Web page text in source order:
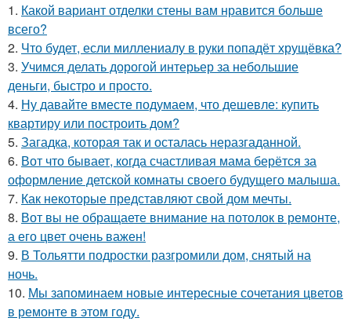
1. Какой вариант отделки стены вам нравится больше
всего?
2. Что будет, если миллениалу в руки попадёт хрущёвка?
3. Учимся делать дорогой интерьер за небольшие
деньги, быстро и просто.
4. Ну давайте вместе подумаем, что дешевле: купить
квартиру или построить дом?
5. Загадка, которая так и осталась неразгаданной.
6. Вот что бывает, когда счастливая мама берётся за
оформление детской комнаты своего будущего малыша.
7. Как некоторые представляют свой дом мечты.
8. Вот вы не обращаете внимание на потолок в ремонте,
а его цвет очень важен!
9. В Тольятти подростки разгромили дом, снятый на
ночь.
10. Мы запоминаем новые интересные сочетания цветов
в ремонте в этом году.